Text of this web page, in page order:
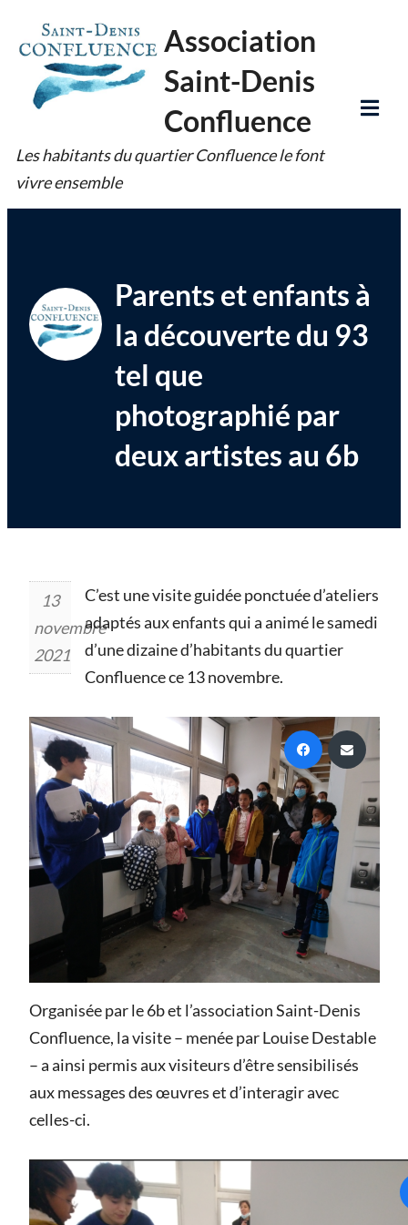
to
content
Association
Saint-Denis
Confluence
Les habitants du quartier Confluence le font
vivre ensemble
Parents et enfants à
la découverte du 93
tel que
photographié par
deux artistes au 6b
13
novembre
2021
C’est une visite guidée ponctuée d’ateliers
adaptés aux enfants qui a animé le samedi
d’une dizaine d’habitants du quartier
Confluence ce 13 novembre.
Organisée par le 6b et l’association Saint-Denis
Confluence, la visite – menée par Louise Destable
– a ainsi permis aux visiteurs d’être sensibilisés
aux messages des œuvres et d’interagir avec
celles-ci.